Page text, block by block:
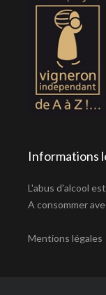
Informations
L'abus d'alcool
A consommer
Mentions légales